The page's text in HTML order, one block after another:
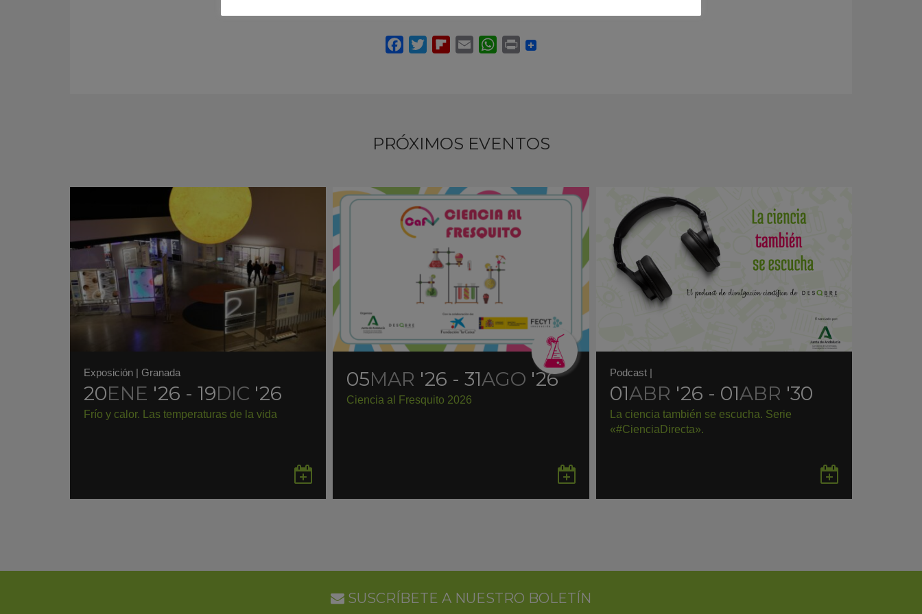
PRÓXIMOS EVENTOS
Exposición | Granada
20ENE '26 - 19DIC '26
Frío y calor. Las temperaturas de la vida
en
05MAR '26 - 31AGO '26
Ciencia al Fresquito 2026
en
Podcast|
01ABR '26 - 01ABR '30
La ciencia también se escucha. Serie
«#CienciaDirecta».
en
SUSCRÍBETE A NUESTRO BOLETÍN